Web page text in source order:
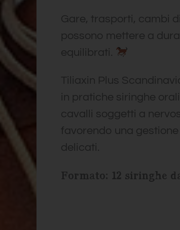
Gare, trasporti, cambi
possono mettere a
equilibrati.
Tiliaxin Plus
in pratiche siringhe
cavalli soggetti a
favorendo una
delicati.
Formato: 12 siringhe